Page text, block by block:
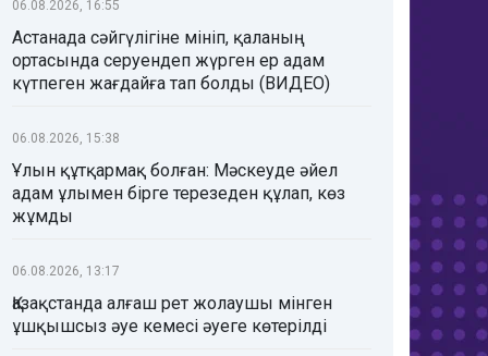
06.08.2026, 16:55
Астанада сәйгүлігіне мініп, қаланың
ортасында серуендеп жүрген ер адам
күтпеген жағдайға тап болды (ВИДЕО)
06.08.2026, 15:38
Ұлын құтқармақ болған: Мәскеуде әйел
адам ұлымен бірге терезеден құлап, көз
жұмды
06.08.2026, 13:17
Қазақстанда алғаш рет жолаушы мінген
ұшқышсыз әуе кемесі әуеге көтерілді